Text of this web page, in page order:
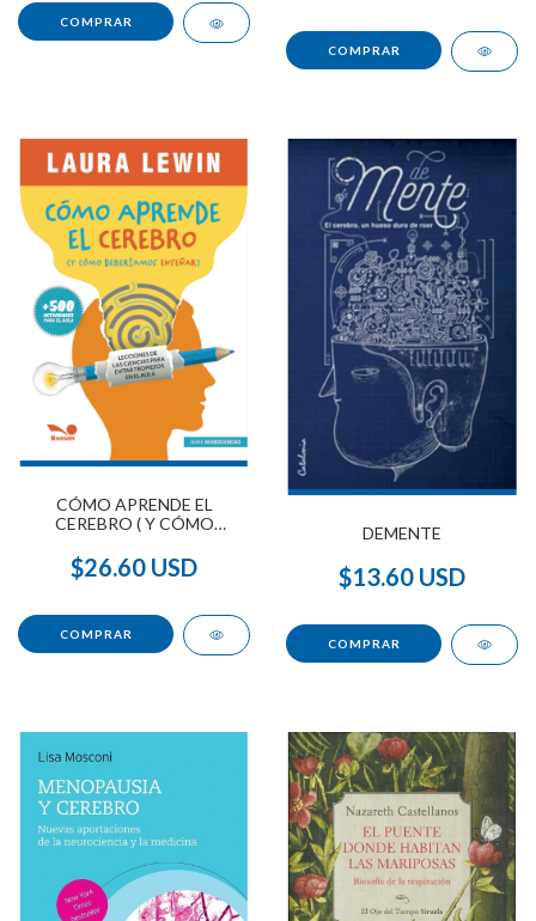
CÓMO APRENDE EL
CEREBRO ( Y CÓMO
$26.60 USD
DEMENTE
$13.60 USD